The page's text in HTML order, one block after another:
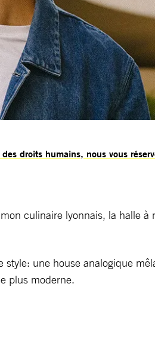
droits humains, nous vous
culinaire lyonnais, la halle à
une house analogique
plus moderne.